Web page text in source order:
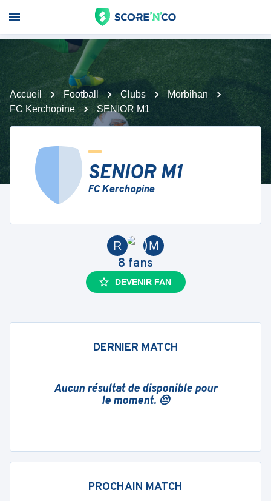
Accueil Football Clubs
Morbihan
FC Kerchopine
SENIOR M1
SENIOR M1
FC Kerchopine
M
R
8 fans
DEVENIR FAN
DERNIER MATCH
Aucun résultat de disponible pour
le moment. 😔
PROCHAIN MATCH